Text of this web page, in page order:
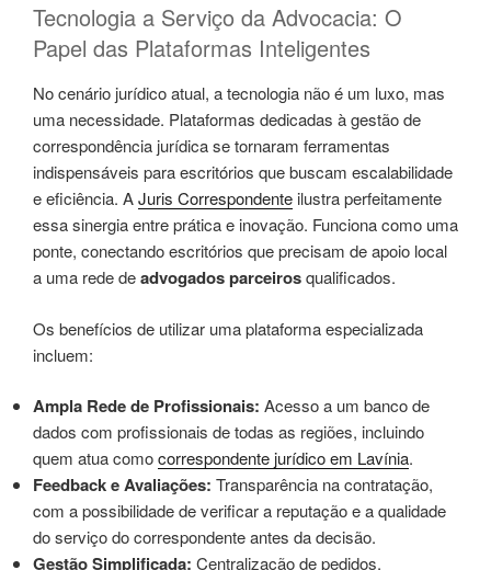
Tecnologia a Serviço da Advocacia: O
Papel das Plataformas Inteligentes
No cenário jurídico atual, a tecnologia não é um luxo, mas
uma necessidade. Plataformas dedicadas à gestão de
correspondência jurídica se tornaram ferramentas
indispensáveis para escritórios que buscam escalabilidade
e eficiência. AJuris Correspondente ilustra perfeitamente
essa sinergia entre prática e inovação. Funciona como uma
ponte, conectando escritórios que precisam de apoio local
a uma rede deadvogados parceirosqualificados.
Os benefícios de utilizar uma plataforma especializada
incluem:
Ampla Rede de Profissionais: Acesso a um banco de
dados com profissionais de todas as regiões, incluindo
quem atua comocorrespondente jurídico em Lavínia.
Feedback e Avaliações: Transparência na contratação,
com a possibilidade de verificar a reputação e a qualidade
do serviço do correspondente antes da decisão.
Gestão Simplificada: Centralização de pedidos,